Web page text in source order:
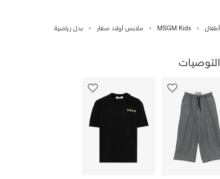
أطفال MSGM Kids ملابس أولاد صغار بدل رياضية
التوصيات